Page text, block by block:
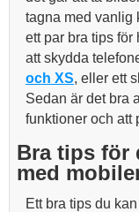
tagna med vanlig
ett par bra tips för
att skydda
och XS, eller ett
Sedan är det bra
funktioner och att
Bra tips för
med
Ett bra tips du